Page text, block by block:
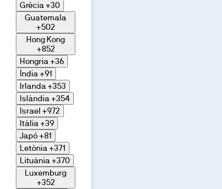
Grècia +30
Guatemala
+502
Hong Kong
+852
Hongria +36
Índia +91
Irlanda +353
Islàndia +354
Israel +972
Itàlia +39
Japó+81
Letònia +371
Lituània +370
Luxemburg
+352